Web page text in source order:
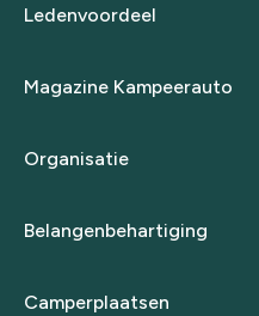
Ledenvoordeel
Magazine Kampeerauto
Organisatie
Belangenbehartiging
Camperplaatsen